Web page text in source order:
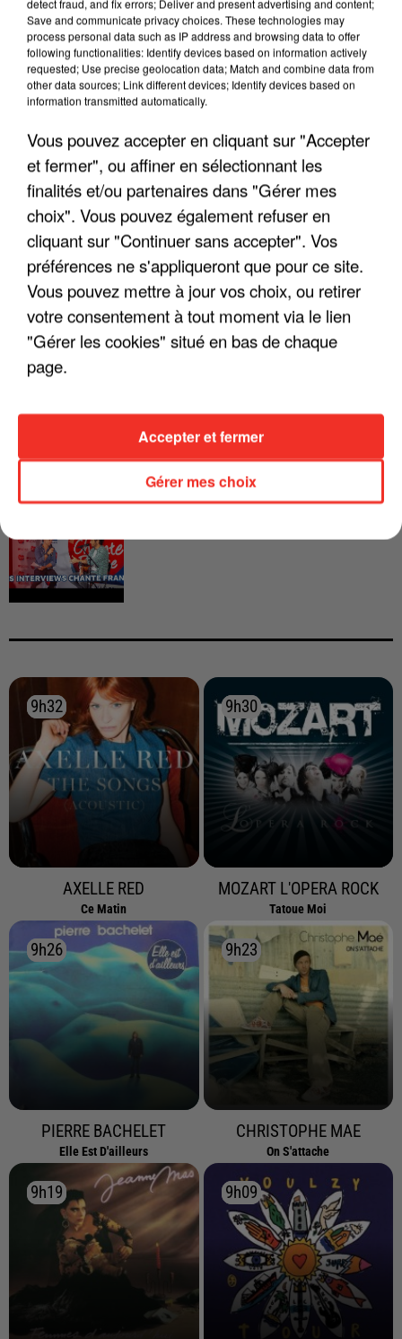
"JE SUIS À DISPOSITION DES
ENFOIRÉS"
"ON A TOUS LE TRAC"
"ON N'EST PAS DES PARENTS
PARFAITS"
INTERVIEW CHANTE FRANCE AVEC
9h32
9h32
AXELLE RED
Ce Matin
9h30
9h30
MOZART L'OPERA ROCK
Tatoue Moi
9h26
9h26
PIERRE BACHELET
Elle Est D'ailleurs
9h23
9h23
CHRISTOPHE MAE
On S'attache
9h19
9h19 9h09
9h09
Save and communicate privacy choices. These technologies may
process personal data such as IP address and browsing data to offer
following functionalities: Identify devices based on information actively
requested; Use precise geolocation data; Match and combine data from
other data sources; Link different devices; Identify devices based on
information transmitted automatically.
Vous pouvez accepter en cliquant sur "Accepter
et fermer", ou affiner en sélectionnant les
finalités et/ou partenaires dans "Gérer mes
choix". Vous pouvez également refuser en
cliquant sur "Continuer sans accepter". Vos
préférences ne s'appliqueront que pour ce site.
Vous pouvez mettre à jour vos choix, ou retirer
votre consentement à tout moment via le lien
"Gérer les cookies" situé en bas de chaque
page.
Gérer mes choix
Accepter et fermer